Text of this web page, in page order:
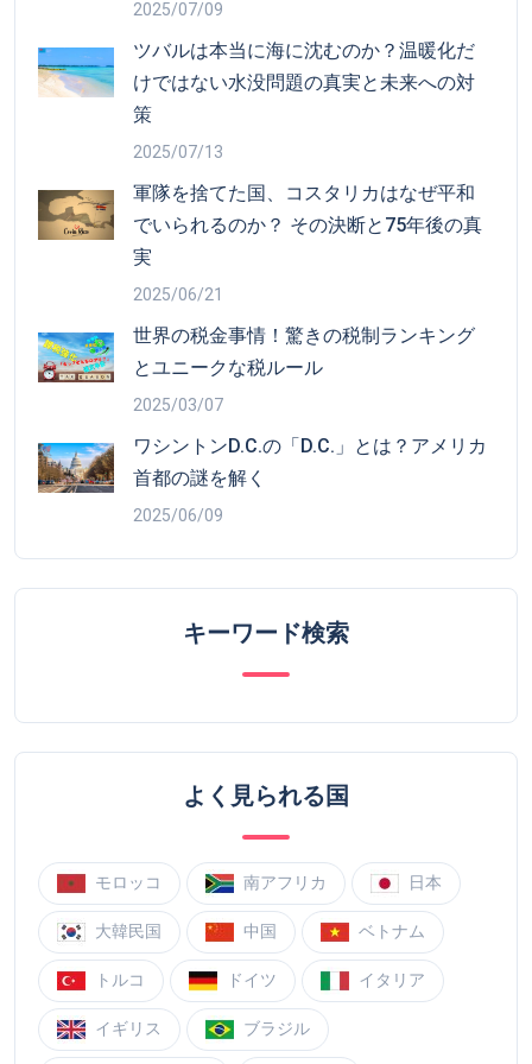
2025/07/09
ツバルは本当に海に沈むのか？温暖化だ
けではない水没問題の真実と未来への対
策
2025/07/13
軍隊を捨てた国、コスタリカはなぜ平和
でいられるのか？ その決断と75年後の真
実
2025/06/21
世界の税金事情！驚きの税制ランキング
とユニークな税ルール
2025/03/07
ワシントンD.C.の「D.C.」とは？アメリカ
首都の謎を解く
2025/06/09
キーワード検索
よく見られる国
モロッコ 南アフリカ 日本
大韓民国 中国 ベトナム
トルコ ドイツ イタリア
イギリス ブラジル